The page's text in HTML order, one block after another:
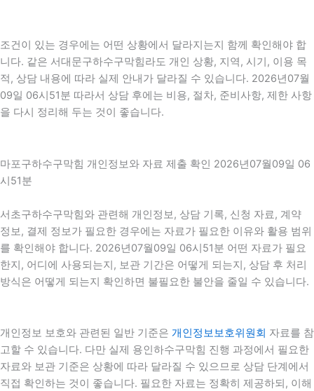
조건이 있는 경우에는 어떤 상황에서 달라지는지 함께 확인해야 합
니다. 같은 서대문구하수구막힘라도 개인 상황, 지역, 시기, 이용 목
적, 상담 내용에 따라 실제 안내가 달라질 수 있습니다. 2026년07월
09일 06시51분 따라서 상담 후에는 비용, 절차, 준비사항, 제한 사항
을 다시 정리해 두는 것이 좋습니다.
마포구하수구막힘 개인정보와 자료 제출 확인 2026년07월09일 06
시51분
서초구하수구막힘와 관련해 개인정보, 상담 기록, 신청 자료, 계약
정보, 결제 정보가 필요한 경우에는 자료가 필요한 이유와 활용 범위
를 확인해야 합니다. 2026년07월09일 06시51분 어떤 자료가 필요
한지, 어디에 사용되는지, 보관 기간은 어떻게 되는지, 상담 후 처리
방식은 어떻게 되는지 확인하면 불필요한 불안을 줄일 수 있습니다.
개인정보 보호와 관련된 일반 기준은 개인정보보호위원회 자료를 참
고할 수 있습니다. 다만 실제 용인하수구막힘 진행 과정에서 필요한
자료와 보관 기준은 상황에 따라 달라질 수 있으므로 상담 단계에서
직접 확인하는 것이 좋습니다. 필요한 자료는 정확히 제공하되, 이해